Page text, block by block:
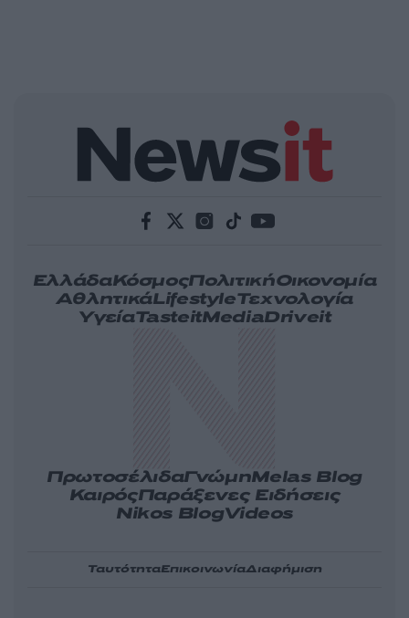
ΕλλάδαΚόσμοςΠολιτικήΟικονομία
ΑθλητικάLifestyleΤεχνολογία
ΥγείαTasteitMediaDriveit
ΠρωτοσέλιδαΓνώμηMelas Blog
ΚαιρόςΠαράξενες Ειδήσεις
Nikos BlogVideos
ΤαυτότηταΕπικοινωνίαΔιαφήμιση